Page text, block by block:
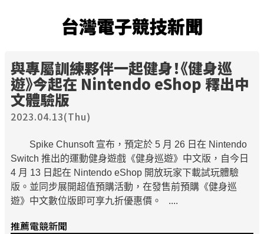
台灣電子競技新聞
與專屬訓練夥伴一起健身！《健身巡
遊》今起在 Nintendo eShop 釋出中
文體驗版
2023.04.13(Thu)
Spike Chunsoft 宣布，預定於 5 月 26 日在 Nintendo
Switch 推出的運動健身遊戲《健身巡遊》中文版，自今日
4 月 13 日起在 Nintendo eShop 開放玩家下載試玩體驗
版。並同步展開超值預購活動，在發售前預購《健身巡
遊》中文數位版即可享九折優惠價。 ....
推薦電競新聞